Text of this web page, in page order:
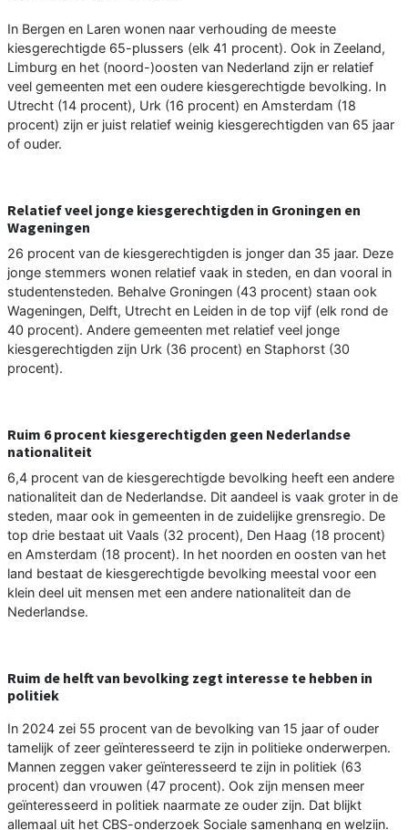
In Bergen en Laren wonen naar verhouding de meeste
kiesgerechtigde 65-plussers (elk 41 procent). Ook in Zeeland,
Limburg en het (noord-)oosten van Nederland zijn er relatief
veel gemeenten met een oudere kiesgerechtigde bevolking. In
Utrecht (14 procent), Urk (16 procent) en Amsterdam (18
procent) zijn er juist relatief weinig kiesgerechtigden van 65 jaar
of ouder.
Relatief veel jonge kiesgerechtigden in Groningen en
Wageningen
26 procent van de kiesgerechtigden is jonger dan 35 jaar. Deze
jonge stemmers wonen relatief vaak in steden, en dan vooral in
studentensteden. Behalve Groningen (43 procent) staan ook
Wageningen, Delft, Utrecht en Leiden in de top vijf (elk rond de
40 procent). Andere gemeenten met relatief veel jonge
kiesgerechtigden zijn Urk (36 procent) en Staphorst (30
procent).
Ruim 6 procent kiesgerechtigden geen Nederlandse
nationaliteit
6,4 procent van de kiesgerechtigde bevolking heeft een andere
nationaliteit dan de Nederlandse. Dit aandeel is vaak groter in de
steden, maar ook in gemeenten in de zuidelijke grensregio. De
top drie bestaat uit Vaals (32 procent), Den Haag (18 procent)
en Amsterdam (18 procent). In het noorden en oosten van het
land bestaat de kiesgerechtigde bevolking meestal voor een
klein deel uit mensen met een andere nationaliteit dan de
Nederlandse.
Ruim de helft van bevolking zegt interesse te hebben in
politiek
In 2024 zei 55 procent van de bevolking van 15 jaar of ouder
tamelijk of zeer geïnteresseerd te zijn in politieke onderwerpen.
Mannen zeggen vaker geïnteresseerd te zijn in politiek (63
procent) dan vrouwen (47 procent). Ook zijn mensen meer
geïnteresseerd in politiek naarmate ze ouder zijn. Dat blijkt
allemaal uit het CBS-onderzoek Sociale samenhang en welzijn.